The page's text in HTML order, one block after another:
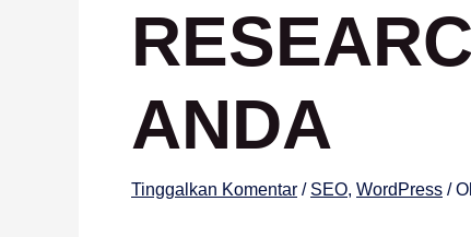
ANDA
Tinggalkan Komentar / SEO, WordPress /